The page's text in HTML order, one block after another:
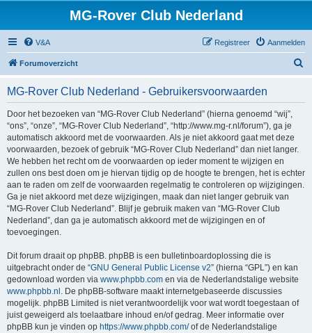
MG-Rover Club Nederland
V&A Aanmelden
Registreer
Forumoverzicht
MG-Rover Club Nederland - Gebruikersvoorwaarden
Door het bezoeken van “MG-Rover Club Nederland” (hierna genoemd “wij”,
“ons”, “onze”, “MG-Rover Club Nederland”, “http://www.mg-r.nl/forum”), ga je
automatisch akkoord met de voorwaarden. Als je niet akkoord gaat met deze
voorwaarden, bezoek of gebruik “MG-Rover Club Nederland” dan niet langer.
We hebben het recht om de voorwaarden op ieder moment te wijzigen en
zullen ons best doen om je hiervan tijdig op de hoogte te brengen, het is echter
aan te raden om zelf de voorwaarden regelmatig te controleren op wijzigingen.
Ga je niet akkoord met deze wijzigingen, maak dan niet langer gebruik van
“MG-Rover Club Nederland”. Blijf je gebruik maken van “MG-Rover Club
Nederland”, dan ga je automatisch akkoord met de wijzigingen en of
toevoegingen.
Dit forum draait op phpBB. phpBB is een bulletinboardoplossing die is
uitgebracht onder de “GNU General Public License v2” (hierna “GPL”) en kan
gedownload worden via www.phpbb.com en via de Nederlandstalige website
www.phpbb.nl . De phpBB-software maakt internetgebaseerde discussies
mogelijk. phpBB Limited is niet verantwoordelijk voor wat wordt toegestaan of
juist geweigerd als toelaatbare inhoud en/of gedrag. Meer informatie over
phpBB kun je vinden op https://www.phpbb.com/of de Nederlandstalige